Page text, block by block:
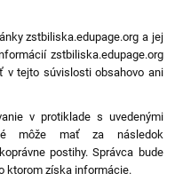
zstbiliska.edupage.org a jej
zstbiliska.edupage.org
v tejto súvislosti obsahovo ani
v protiklade s uvedenými
môže mať za následok
postihy. Správca bude
ktorom získa informácie.